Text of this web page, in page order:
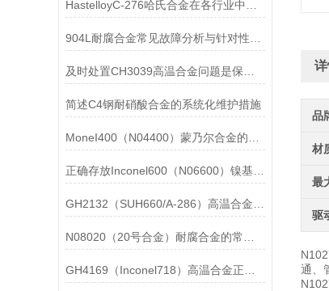
简述C4钢耐硝酸合金的系统化维护措施
正确存放Inconel600（N06600）镍基合金的重要性介绍
品
材
最
驱
通、